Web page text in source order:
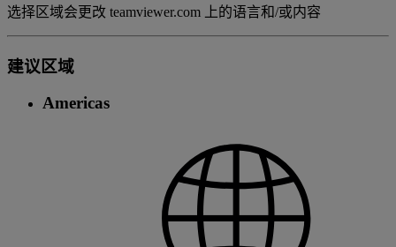
选择区域会更改 teamviewer.com 上的语言和/或内容
建议区域
Americas